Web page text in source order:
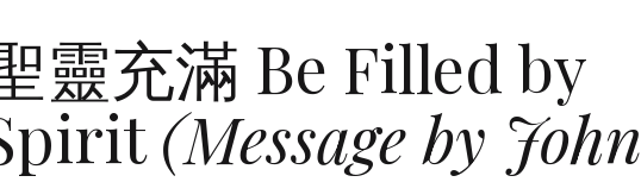
靈充滿 Be Filled by
(Message by John